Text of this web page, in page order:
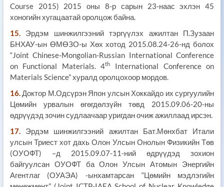
Course 2015) 2015 оны 8-р сарын 23-наас эхлэн 45
хоногийн хугацаатай оролцож байна.
15.Эрдэм шинжилгээний тэргүүлэх ажилтан П.Зузаан
БНХАУ-ын ӨМӨЗО-ы Хөх хотод 2015.08.24-26-нд болох
“Joint Chinese-Mongolian-Russian International Conference
on Functional Materials. 4th
International Conference on
Materials Science” хуралд оролцохоор мордов.
16.Доктор М.Одсүрэн Япон улсын Хоккайдо их сургуулийн
Цөмийн урвалын өгөгдөлзүйн төвд 2015.09.06-20-ны
өдрүүдэд зочин судлаачаар уригдан очиж ажиллаад ирсэн.
17.Эрдэм шинжилгээний ажилтан Бат.Мөнхбат Итали
улсын Триест хот дахь Олон Улсын Онолын Физикийн Төв
(ОУОФТ) –д 2015.09.07-11-ний өдрүүдэд зохион
байгуулсан ОУОФТ ба Олон Улсын Атомын Энергийн
Агентлаг (ОУАЭА) -ынхамтарсан “Цөмийн мэдлэгийн